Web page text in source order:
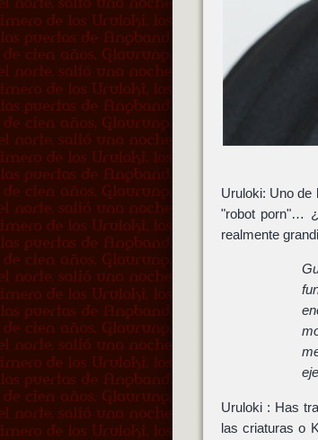
Uruloki: Uno de
"robot porn"…
realmente
Uruloki : Has
las criaturas o